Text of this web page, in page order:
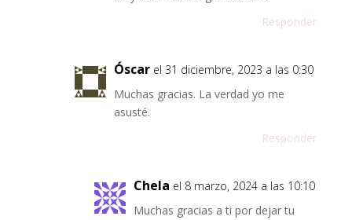
Responder
Óscar el 31 diciembre, 2023 a las 0:30
Muchas gracias. La verdad yo me
asusté.
Responder
Chela el 8 marzo, 2024 a las 10:10
Muchas gracias a ti por dejar tu